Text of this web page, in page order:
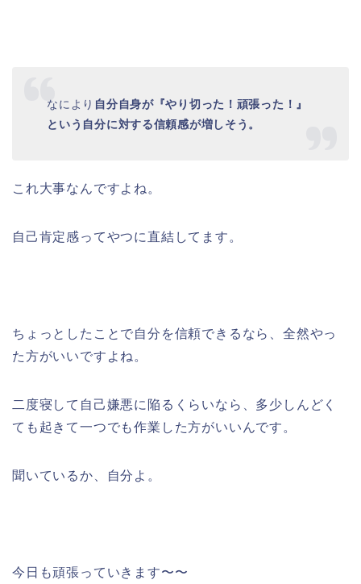
なにより 自分自身が『やり切った！頑張った！』
という自分に対する信頼感が増しそう。
これ大事なんですよね。
自己肯定感ってやつに直結してます。
ちょっとしたことで自分を信頼できるなら、全然やっ
た方がいいですよね。
二度寝して自己嫌悪に陥るくらいなら、多少しんどく
ても起きて一つでも作業した方がいいんです。
聞いているか、自分よ。
今日も頑張っていきます〜〜